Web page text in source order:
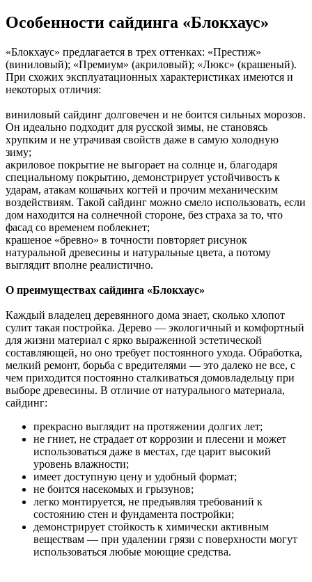
Особенности сайдинга «Блокхаус»
«Блокхаус» предлагается в трех оттенках: «Престиж»
(виниловый); «Премиум» (акриловый); «Люкс» (крашеный).
При схожих эксплуатационных характеристиках имеются и
некоторых отличия:
виниловый сайдинг долговечен и не боится сильных морозов.
Он идеально подходит для русской зимы, не становясь
хрупким и не утрачивая свойств даже в самую холодную
зиму;
акриловое покрытие не выгорает на солнце и, благодаря
специальному покрытию, демонстрирует устойчивость к
ударам, атакам кошачьих когтей и прочим механическим
воздействиям. Такой сайдинг можно смело использовать, если
дом находится на солнечной стороне, без страха за то, что
фасад со временем поблекнет;
крашеное «бревно» в точности повторяет рисунок
натуральной древесины и натуральные цвета, а потому
выглядит вполне реалистично.
О преимуществах сайдинга «Блокхаус»
Каждый владелец деревянного дома знает, сколько хлопот
сулит такая постройка. Дерево — экологичный и комфортный
для жизни материал с ярко выраженной эстетической
составляющей, но оно требует постоянного ухода. Обработка,
мелкий ремонт, борьба с вредителями — это далеко не все, с
чем приходится постоянно сталкиваться домовладельцу при
выборе древесины. В отличие от натурального материала,
сайдинг:
прекрасно выглядит на протяжении долгих лет;
не гниет, не страдает от коррозии и плесени и может
использоваться даже в местах, где царит высокий
уровень влажности;
имеет доступную цену и удобный формат;
не боится насекомых и грызунов;
легко монтируется, не предъявляя требований к
состоянию стен и фундамента постройки;
демонстрирует стойкость к химически активным
веществам — при удалении грязи с поверхности могут
использоваться любые моющие средства.